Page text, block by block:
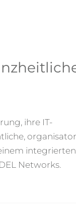
ihre IT-
integrierten
Networks.